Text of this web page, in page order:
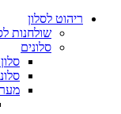
ריהוט לסלון
שולחנות
סלונים
סלון 3+2